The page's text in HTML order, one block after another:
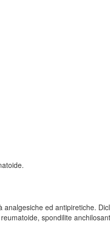
ed antipiretiche.
spondilite